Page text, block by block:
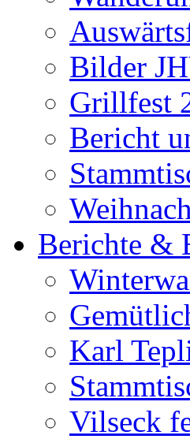
Bilder
Grillfest
Bericht
Berichte &
Karl
Vilseck